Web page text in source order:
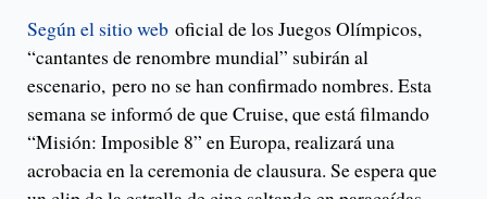
Según el sitio web oficial de los Juegos Olímpicos,
“cantantes de renombre mundial” subirán al
escenario, pero no se han confirmado nombres. Esta
semana se informó de que Cruise, que está filmando
“Misión: Imposible 8” en Europa, realizará una
acrobacia en la ceremonia de clausura. Se espera que